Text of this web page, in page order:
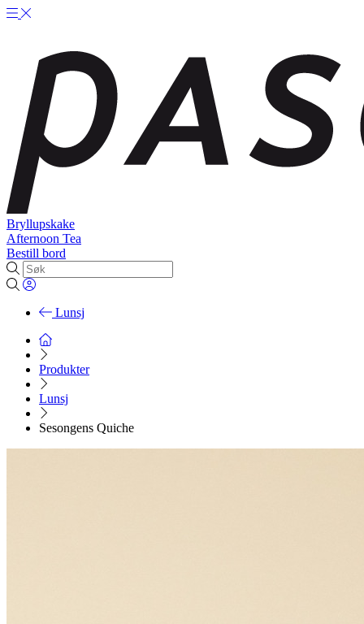
Bryllupskake
Afternoon Tea
Bestill bord
Lunsj
Produkter
Lunsj
Sesongens Quiche